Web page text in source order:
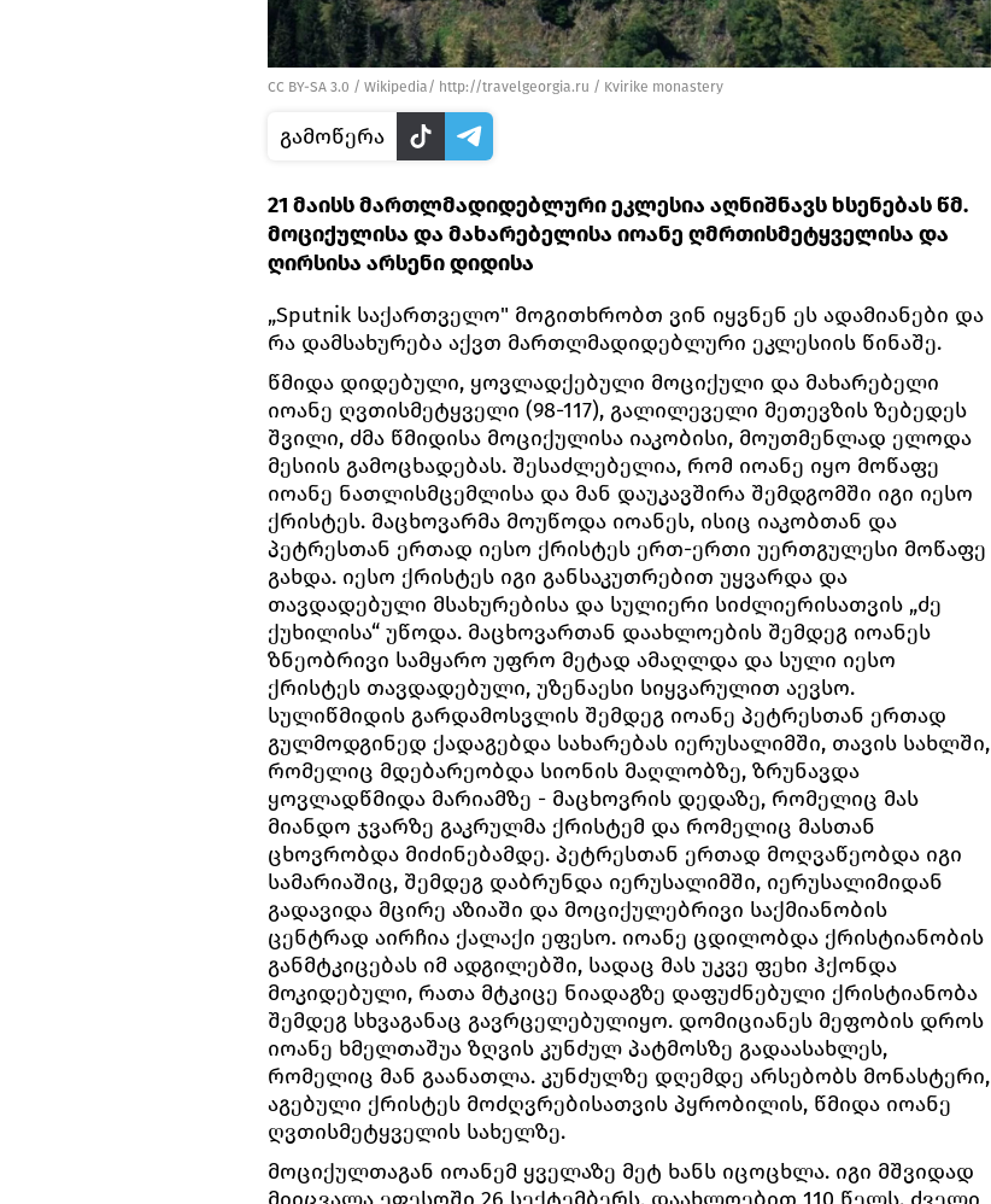
CC BY-SA 3.0 / Wikipedia/ http://travelgeorgia.ru / Kvirike monastery
გამოწერა
21 მაისს მართლმადიდებლური ეკლესია აღნიშნავს ხსენებას წმ.
მოციქულისა და მახარებელისა იოანე ღმრთისმეტყველისა და
ღირსისა არსენი დიდისა
„Sputnik საქართველო" მოგითხრობთ ვინ იყვნენ ეს ადამიანები და
რა დამსახურება აქვთ მართლმადიდებლური ეკლესიის წინაშე.
წმიდა დიდებული, ყოვლადქებული მოციქული და მახარებელი
იოანე ღვთისმეტყველი (98-117), გალილეველი მეთევზის ზებედეს
შვილი, ძმა წმიდისა მოციქულისა იაკობისი, მოუთმენლად ელოდა
მესიის გამოცხადებას. შესაძლებელია, რომ იოანე იყო მოწაფე
იოანე ნათლისმცემლისა და მან დაუკავშირა შემდგომში იგი იესო
ქრისტეს. მაცხოვარმა მოუწოდა იოანეს, ისიც იაკობთან და
პეტრესთან ერთად იესო ქრისტეს ერთ-ერთი უერთგულესი მოწაფე
გახდა. იესო ქრისტეს იგი განსაკუთრებით უყვარდა და
თავდადებული მსახურებისა და სულიერი სიძლიერისათვის „ძე
ქუხილისა“ უწოდა. მაცხოვართან დაახლოების შემდეგ იოანეს
ზნეობრივი სამყარო უფრო მეტად ამაღლდა და სული იესო
ქრისტეს თავდადებული, უზენაესი სიყვარულით აევსო.
სულიწმიდის გარდამოსვლის შემდეგ იოანე პეტრესთან ერთად
გულმოდგინედ ქადაგებდა სახარებას იერუსალიმში, თავის სახლში,
რომელიც მდებარეობდა სიონის მაღლობზე, ზრუნავდა
ყოვლადწმიდა მარიამზე - მაცხოვრის დედაზე, რომელიც მას
მიანდო ჯვარზე გაკრულმა ქრისტემ და რომელიც მასთან
ცხოვრობდა მიძინებამდე. პეტრესთან ერთად მოღვაწეობდა იგი
სამარიაშიც, შემდეგ დაბრუნდა იერუსალიმში, იერუსალიმიდან
გადავიდა მცირე აზიაში და მოციქულებრივი საქმიანობის
ცენტრად აირჩია ქალაქი ეფესო. იოანე ცდილობდა ქრისტიანობის
განმტკიცებას იმ ადგილებში, სადაც მას უკვე ფეხი ჰქონდა
მოკიდებული, რათა მტკიცე ნიადაგზე დაფუძნებული ქრისტიანობა
შემდეგ სხვაგანაც გავრცელებულიყო. დომიციანეს მეფობის დროს
იოანე ხმელთაშუა ზღვის კუნძულ პატმოსზე გადაასახლეს,
რომელიც მან გაანათლა. კუნძულზე დღემდე არსებობს მონასტერი,
აგებული ქრისტეს მოძღვრებისათვის პყრობილის, წმიდა იოანე
ღვთისმეტყველის სახელზე.
მოციქულთაგან იოანემ ყველაზე მეტ ხანს იცოცხლა. იგი მშვიდად
მიიცვალა ეფესოში 26 სექტემბერს, დაახლოებით 110 წელს. ძველი